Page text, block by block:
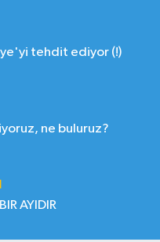
tehdit ediyor (!)
ne buluruz?
AYIDIR